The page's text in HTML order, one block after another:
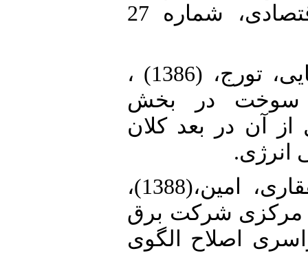
فصلنامه تحقیقات مدل سازی اقتصادی، شماره 27
7. [7] محمودی،امیرحسین و بطحایی، تورج، (1386) ،
سوخت در بخش
آن در بعد کلان
انرژی.
8. [8]خواجه مبارکه، علی و ذوالفقاری، امین،(1388)،
مرکزی شرکت برق
اصلاح الگوی